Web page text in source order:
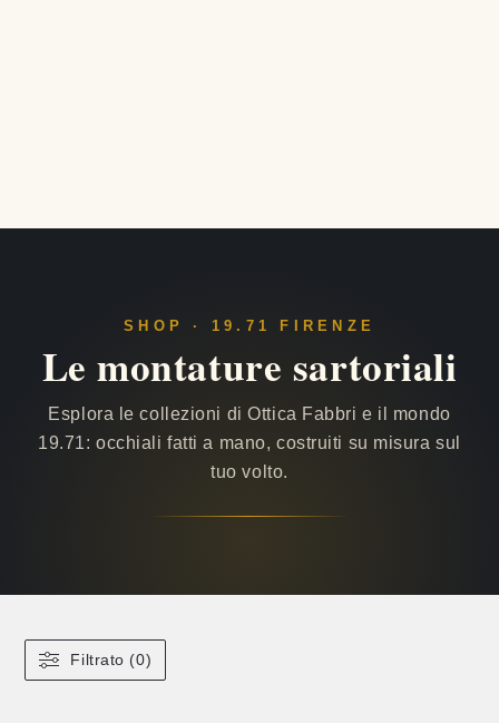
SHOP · 19.71 FIRENZE
Le montature sartoriali
Esplora le collezioni di Ottica Fabbri e il mondo
19.71: occhiali fatti a mano, costruiti su misura sul
tuo volto.
Filtrato (0)